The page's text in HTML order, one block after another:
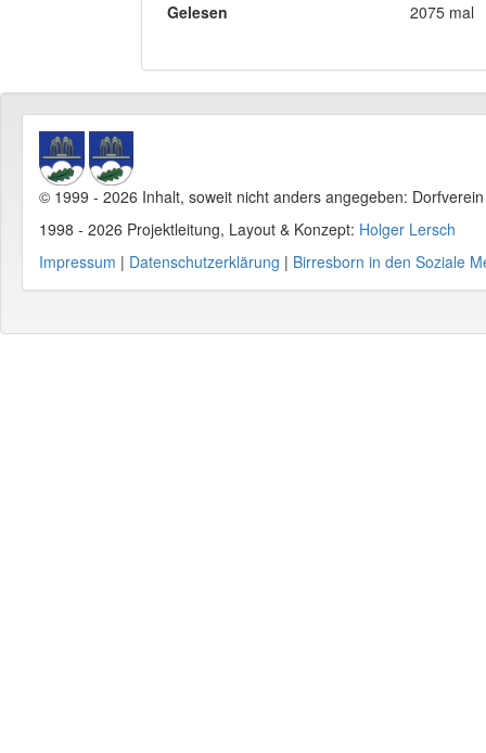
Gelesen
2075 mal
© 1999 - 2026 Inhalt, soweit nicht anders angegeben:
1998 - 2026 Projektleitung, Layout & Konzept: Holger Lersch
Impressum | Datenschutzerklärung | Birresborn in den Soziale